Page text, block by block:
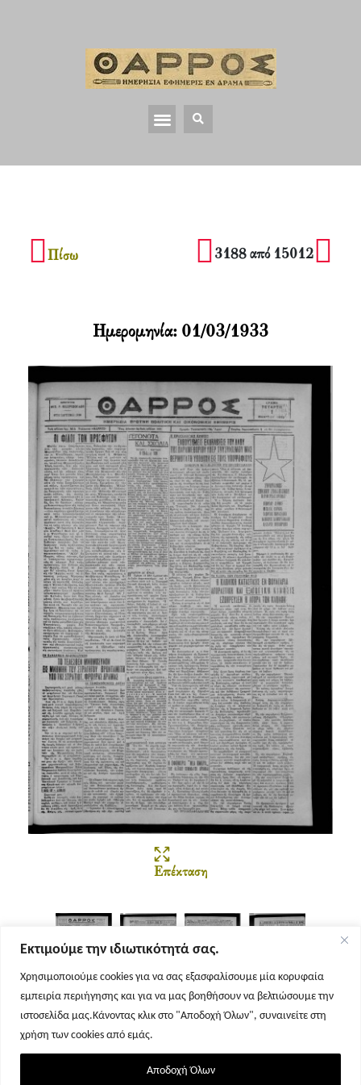
Εκτιμούμε την ιδιωτικότητά σας.
Χρησιμοποιούμε cookies για να σας εξασφαλίσουμε μία κορυφαία
εμπειρία περιήγησης και για να μας βοηθήσουν να βελτιώσουμε την
ιστοσελίδα μας.Κάνοντας κλικ στο "Αποδοχή Όλων", συναινείτε στη
χρήση των cookies από εμάς.
Αποδοχή Όλων
Πίσω 3188 από 15012
Επέκταση
Σελίδα 1 Σελίδα 2 Σελίδα 3 Σελίδα 4
Ημερομηνία: 01/03/1933